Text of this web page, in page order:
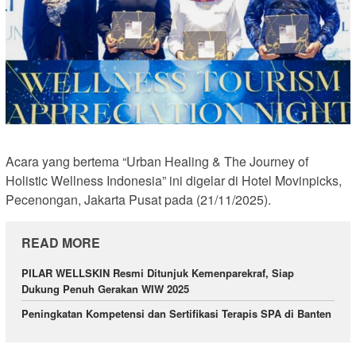
Acara yang bertema “Urban Healing & The Journey of
Holistic Wellness Indonesia” ini digelar di Hotel Movinpicks,
Pecenongan, Jakarta Pusat pada (21/11/2025).
READ MORE
PILAR WELLSKIN Resmi Ditunjuk Kemenparekraf, Siap
Dukung Penuh Gerakan WIW 2025
Peningkatan Kompetensi dan Sertifikasi Terapis SPA di Banten